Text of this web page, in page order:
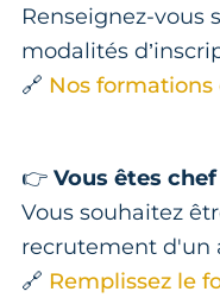
Renseignez-vous
modalités
🔗 Nos
👉 Vous êtes
Vous souhaitez
recrutement d'un
🔗 Remplissez le